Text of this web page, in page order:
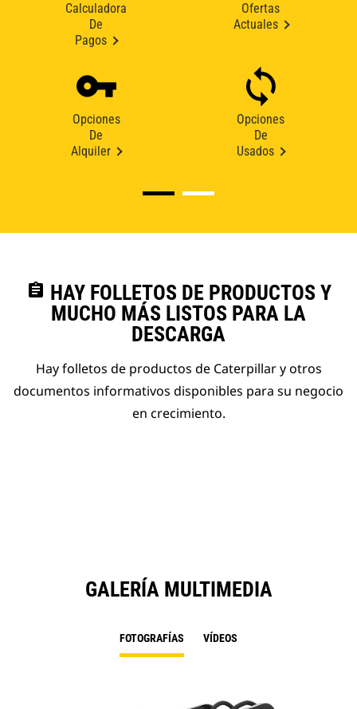
Calculadora
De
Pagos
Ofertas
Actuales
Opciones
De
Alquiler
Opciones
De
Usados
assignment HAY FOLLETOS DE PRODUCTOS Y
MUCHO MÁS LISTOS PARA LA
DESCARGA
Hay folletos de productos de Caterpillar y otros
documentos informativos disponibles para su negocio
en crecimiento.
GALERÍA MULTIMEDIA
FOTOGRAFÍAS VÍDEOS